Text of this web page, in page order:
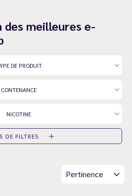
meilleures e-
DE PRODUIT
CONTENANCE
NICOTINE
DE FILTRES
Pertinence